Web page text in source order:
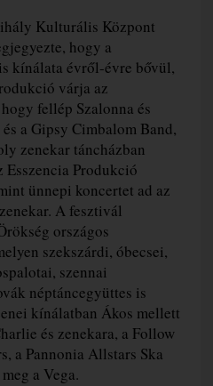
Kulturális Központ
hogy a
kínálata évről-évre bővül,
várja az
fellép Szalonna és
a Gipsy Cimbalom Band,
zenekar táncházban
Esszencia Produkció
ünnepi koncertet ad az
A fesztivál
országos
szekszárdi, óbecsei,
szennai
néptáncegyüttes is
kínálatban Ákos mellett
és zenekara, a Follow
a Pannonia Allstars Ska
a Vega.